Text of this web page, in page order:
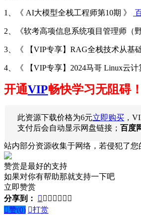
1、《 AI大模型全栈工程师第10期 》
2、《软考高项信息系统项目管理师（
3、《 【VIP专享】RAG全栈技术从基
4、《 【VIP专享】2024马哥 Linux云计
开通VIP畅快学习无阻碍！
此资源下载价格为6元立即购买 ，
支付后会自动显示网盘链接； 百度
站内部分资源收集于网络，若侵犯了您
赞赏是最好的支持
如果对你有帮助那就支持一下吧
立即赞赏
分享到：
      
赞(0) 打赏